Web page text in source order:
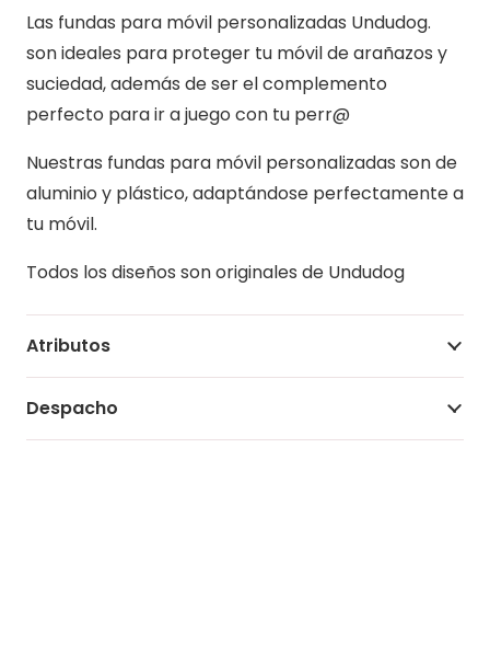
Las fundas para móvil personalizadas Undudog.
son ideales para proteger tu móvil de arañazos y
suciedad, además de ser el complemento
perfecto para ir a juego con tu perr@
Nuestras fundas para móvil personalizadas son de
aluminio y plástico, adaptándose perfectamente a
tu móvil.
Todos los diseños son originales de Undudog
Atributos
Despacho